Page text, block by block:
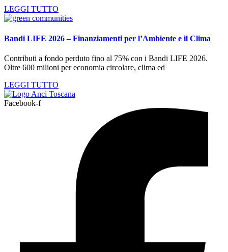
LEGGI TUTTO
Bandi LIFE 2026 – Finanziamenti per l’Ambiente e il Clima
Contributi a fondo perduto fino al 75% con i Bandi LIFE 2026.
Oltre 600 milioni per economia circolare, clima ed
LEGGI TUTTO
Facebook-f